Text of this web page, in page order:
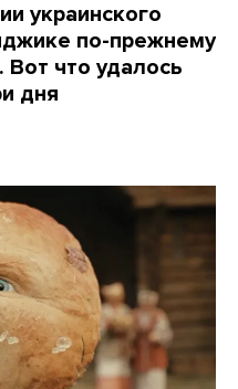
украинского
по-прежнему
Вот что удалось
дня